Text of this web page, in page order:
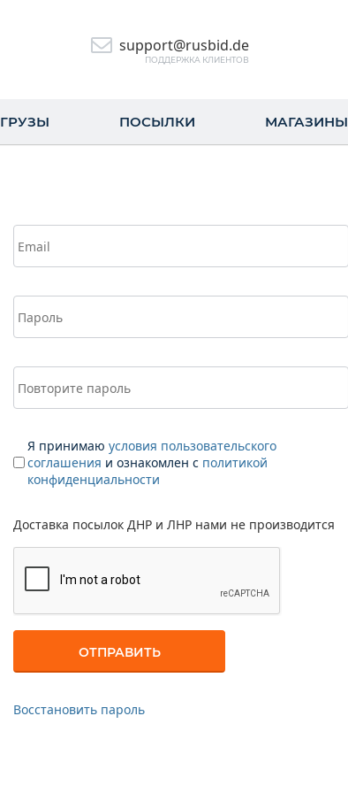
support@rusbid.de
ПОДДЕРЖКА КЛИЕНТОВ
ГРУЗЫ ПОСЫЛКИ МАГАЗИНЫ
Я принимаю условия пользовательского
соглашения и ознакомлен с политикой
конфиденциальности
Доставка посылок ДНР и ЛНР нами не производится
Восстановить пароль